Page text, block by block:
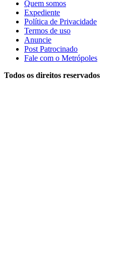
Quem somos
Expediente
Política de Privacidade
Termos de uso
Anuncie
Post Patrocinado
Fale com o Metrópoles
Todos os direitos reservados